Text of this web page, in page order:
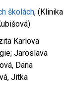
školách, (Klinika
Karlova
Jaroslava
Dana
Jitka